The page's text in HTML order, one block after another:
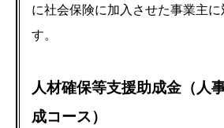
に社会保険に加入させた事業主
す。
人材確保等支援助成金（人
成コース）